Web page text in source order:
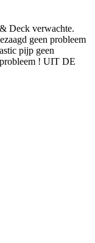
Deck verwachte.
geen probleem
pijp geen
! UIT DE